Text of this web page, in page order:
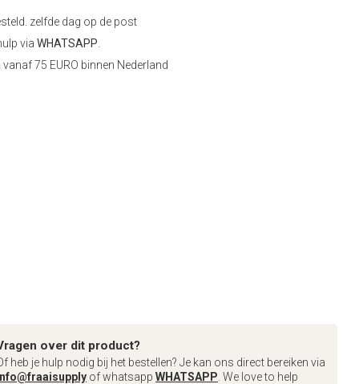
zelfde dag op de post
viaWHATSAPP
vanaf 75 EURO binnen Nederland
over dit product?
heb je hulp nodig bij het bestellen? Je kan ons direct bereiken via
of whatsapp WHATSAPP . We love to help